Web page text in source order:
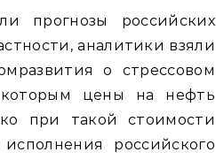
прогнозы российских
аналитики взяли
о стрессовом
цены на нефть
при такой стоимости
российского